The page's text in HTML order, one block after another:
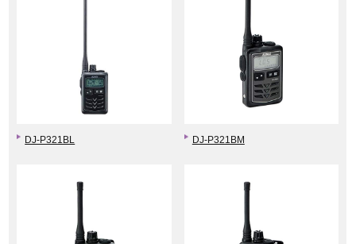
DJ-P321BL DJ-P321BM